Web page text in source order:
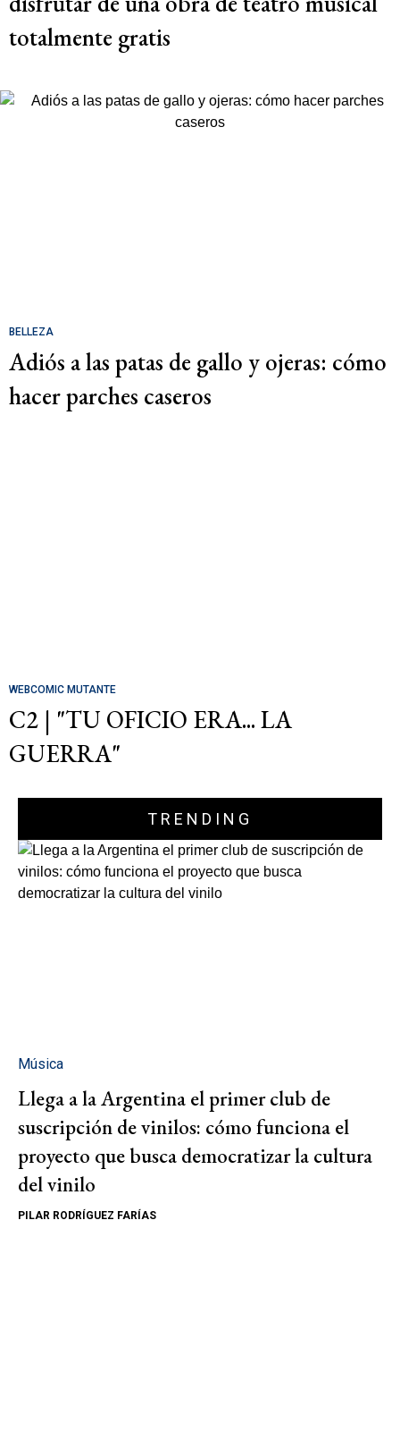
totalmente gratis
BELLEZA
Adiós a las patas de gallo y ojeras: cómo
hacer parches caseros
WEBCOMIC MUTANTE
C2 | "TU OFICIO ERA... LA
GUERRA"
TRENDING
Música
Llega a la Argentina el primer club de
suscripción de vinilos: cómo funciona el
proyecto que busca democratizar la cultura
del vinilo
PILAR RODRÍGUEZ FARÍAS